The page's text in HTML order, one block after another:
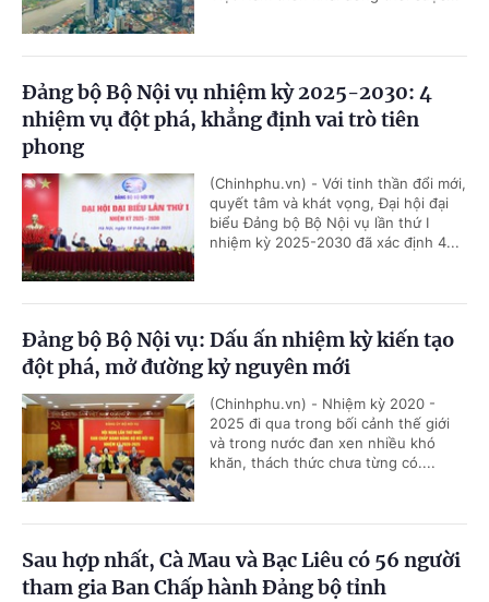
Đảng bộ Bộ Nội vụ nhiệm kỳ 2025-2030: 4
nhiệm vụ đột phá, khẳng định vai trò tiên
phong
(Chinhphu.vn) - Với tinh thần đổi mới,
quyết tâm và khát vọng, Đại hội đại
biểu Đảng bộ Bộ Nội vụ lần thứ I
nhiệm kỳ 2025-2030 đã xác định 4...
Đảng bộ Bộ Nội vụ: Dấu ấn nhiệm kỳ kiến tạo
đột phá, mở đường kỷ nguyên mới
(Chinhphu.vn) - Nhiệm kỳ 2020 -
2025 đi qua trong bối cảnh thế giới
và trong nước đan xen nhiều khó
khăn, thách thức chưa từng có....
Sau hợp nhất, Cà Mau và Bạc Liêu có 56 người
tham gia Ban Chấp hành Đảng bộ tỉnh